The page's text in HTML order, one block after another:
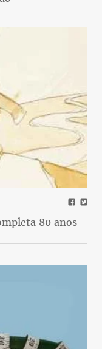
80 anos